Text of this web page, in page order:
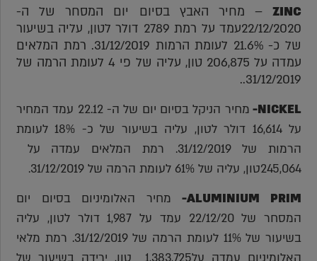
ZINC – מחיר האבץ בסיום יום המסחר של ה-
22/12/2020עמד על רמת 2789 דולר לטון, עליה בשיעור
של כ- 21.6% לעומת הרמות 31/12/2019. רמת המלאים
עמדה על 206,875 טון, עליה של פי 4 לעומת הרמה של
31/12/2019..
NICKEL-
מחיר הניקל בסיום יום של ה- 22.12 עמד המחיר
על 16,614 דולר לטון, עליה בשיעור של כ- 18% לעומת
הרמות של 31/12/2019. רמת המלאים עמדה על
245,064טון, עליה של 61% לעומת הרמה של 31/12/2019.
ALUMINIUM PRIM- מחיר האלומיניום בסיום יום
המסחר של 22/12/20 עמד על 1,987 דולר לטון, עליה
בשיעור של 11% לעומת הרמה של 31/12/2019. רמת מלאי